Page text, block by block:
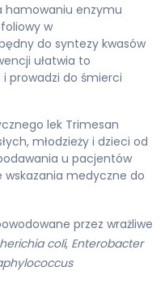
hamowaniu enzymu
w
do syntezy kwasów
ułatwia to
prowadzi do śmierci
lek Trimesan
młodzieży i dzieci od
u pacjentów
wskazania medyczne do
przez wrażliwe
coli, Enterobacter